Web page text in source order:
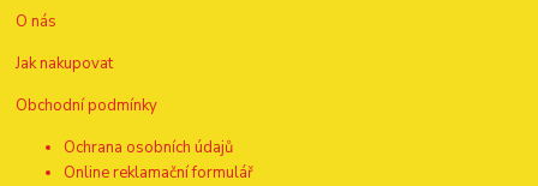
O nás
Jak nakupovat
Obchodní podmínky
Ochrana osobních údajů
Online reklamační formulář